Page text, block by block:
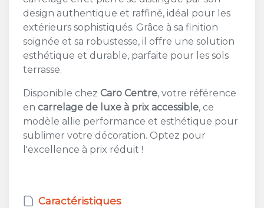
design authentique et raffiné, idéal pour les
extérieurs sophistiqués. Grâce à sa finition
soignée et sa robustesse, il offre une solution
esthétique et durable, parfaite pour les sols
terrasse.
Disponible chez Caro Centre, votre référence
en carrelage de luxe à prix accessible, ce
modèle allie performance et esthétique pour
sublimer votre décoration. Optez pour
l'excellence à prix réduit !
Caractéristiques